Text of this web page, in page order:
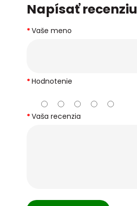
Napísať recenziu
Vaše meno
Hodnotenie
Vaša recenzia